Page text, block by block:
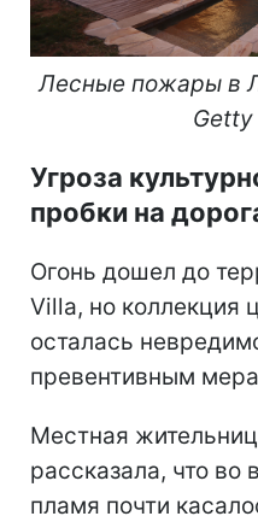
Лесные пожары в
Getty
Угроза
пробки на
Огонь дошел до
Villa, но коллекция
осталась
превентивным
Местная
рассказала, что во
пламя почти